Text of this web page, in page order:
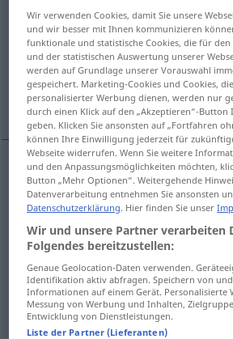
prairie [pʀɛʀi]f
Übersicht aller Übersetzungen
(Für mehr Details die Übersetzung
Wiese Weitere Beispiele...
Wiesef prairie
Beispiele
la Prairie
diePrärie
Wir verwenden Cookies, damit Sie unsere
und wir besser mit Ihnen kommunizieren
funktionale und statistische Cookies, die für
und der statistischen Auswertung unserer
werden auf Grundlage unserer Vorauswahl
gespeichert. Marketing-Cookies und Cookies,
personalisierter Werbung dienen, werden nur
durch einen Klick auf den „Akzeptieren“-Button
geben. Klicken Sie ansonsten auf „Fortfahren
können Ihre Einwilligung jederzeit für
Webseite widerrufen. Wenn Sie weitere
und den Anpassungsmöglichkeiten möchten,
Button „Mehr Optionen“. Weitergehende
Datenverarbeitung entnehmen Sie ansonsten
Datenschutzerklärung. Hier finden Sie unser
Wir und unsere Partner verarbeiten
Folgendes bereitzustellen:
Genaue Geolocation-Daten verwenden.
Identifikation aktiv abfragen. Speichern von
Informationen auf einem Gerät. Personalisierte
Messung von Werbung und Inhalten,
Entwicklung von Dienstleistungen.
Liste der Partner (Lieferanten)